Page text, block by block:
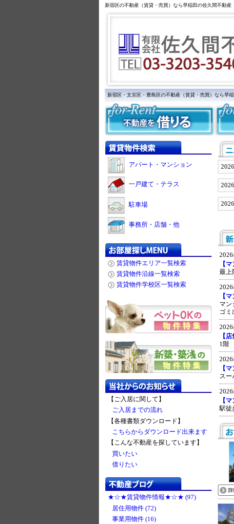
新宿区の不動産（賃貸・売買）なら早稲田の佐久間不動産
新宿区・文京区・豊島区の不動産（賃貸・売買）なら早
アパート・マンション
一戸建て・テラス
駐車場
事務所・店舗・他
賃貸物件エリア一覧検索
賃貸物件沿線一覧検索
賃貸物件学校区一覧検索
【ご入居に関して】
ご入居までの流れ
【各種書類ダウンロード】
こちらからダウンロード出来ます
【こんな不動産を探しています】
買いたい
借りたい
★☆★賃貸物件情報★☆★ (97)
居住用物件 (72)
事業用物件 (16)
【
最
【
マ
ゴミ
【
1階
【
スー
【
駅徒